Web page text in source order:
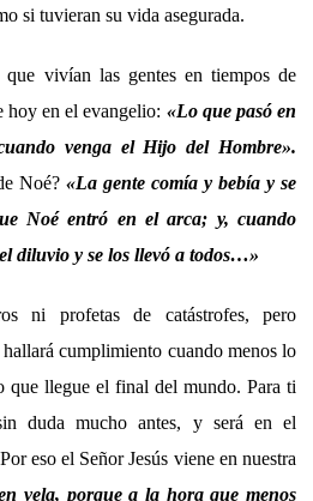
si tuvieran su vida asegurada.
vivían las gentes en tiempos de
hoy en el evangelio: «Lo que pasó en
venga el Hijo del Hombre».
Noé? «La gente comía y bebía y se
Noé entró en el arca; y, cuando
diluvio y se los llevó a todos…»
ni profetas de catástrofes, pero
cumplimiento cuando menos lo
que llegue el final del mundo. Para ti
duda mucho antes, y será en el
eso el Señor Jesús viene en nuestra
vela, porque a la hora que menos